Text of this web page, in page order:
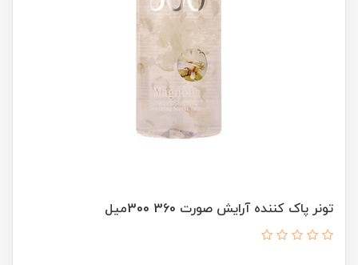
تونر پاک کننده آرایش صورت 360 300میل